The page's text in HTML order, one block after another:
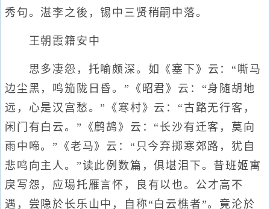
秀句。湛李之後，锡中三贤稍嗣中落。
王朝霞籍安中
思多凄怨，托喻颇深。如《塞下》云：“嘶马
边尘黑，鸣笳陇日昏。”《昭君》云：“身随胡地
远，心是汉宫愁。”《寒村》云：“古路无行客，
闲门有白云。”《鹧鸪》云：“长沙有迁客，莫向
雨中啼。”《老马》云：“只今弃掷寒郊路，犹自
悲鸣向主人。”读此例数篇，俱堪泪下。昔班姬寓
戾写怨，应瑒托雁言怀，良有以也。公才高不
遇，尝隐於长乐山中，自称“白云樵者”。竟沦於